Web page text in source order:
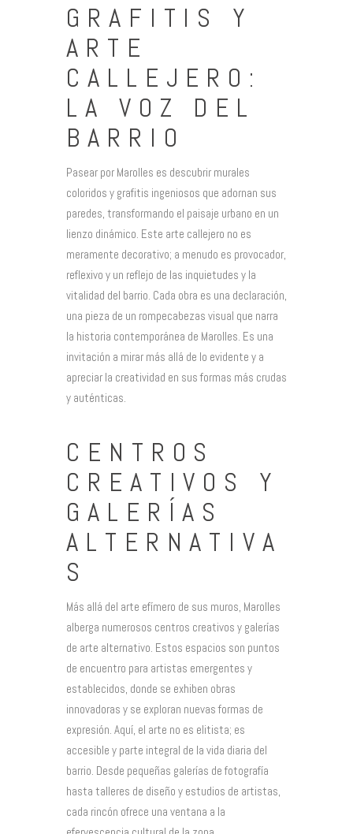
GRAFITIS Y
ARTE
CALLEJERO:
LA VOZ DEL
BARRIO
Pasear por Marolles es descubrir murales
coloridos y grafitis ingeniosos que adornan sus
paredes, transformando el paisaje urbano en un
lienzo dinámico. Este arte callejero no es
meramente decorativo; a menudo es provocador,
reflexivo y un reflejo de las inquietudes y la
vitalidad del barrio. Cada obra es una declaración,
una pieza de un rompecabezas visual que narra
la historia contemporánea de Marolles. Es una
invitación a mirar más allá de lo evidente y a
apreciar la creatividad en sus formas más crudas
y auténticas.
CENTROS
CREATIVOS Y
GALERÍAS
ALTERNATIVA
S
Más allá del arte efímero de sus muros, Marolles
alberga numerosos centros creativos y galerías
de arte alternativo. Estos espacios son puntos
de encuentro para artistas emergentes y
establecidos, donde se exhiben obras
innovadoras y se exploran nuevas formas de
expresión. Aquí, el arte no es elitista; es
accesible y parte integral de la vida diaria del
barrio. Desde pequeñas galerías de fotografía
hasta talleres de diseño y estudios de artistas,
cada rincón ofrece una ventana a la